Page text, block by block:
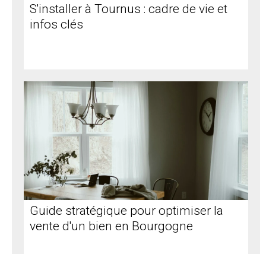
S'installer à Tournus : cadre de vie et
infos clés
Guide stratégique pour optimiser la
vente d'un bien en Bourgogne